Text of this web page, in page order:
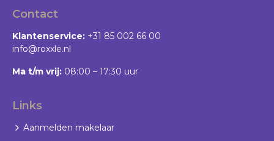
Contact
Klantenservice: +31 85 002 66 00
info@roxxle.nl
Ma t/m vrij: 08:00 – 17:30 uur
Links
Aanmelden makelaar